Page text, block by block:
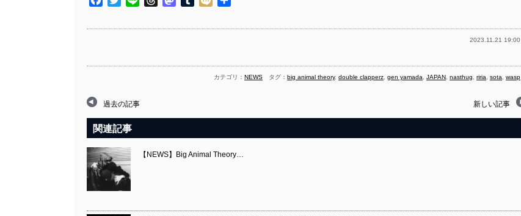
2023.11.21 19:00
カテゴリ： NEWS タグ： big animal theory, double clapperz gen yamada JAPAN nasthug riria sota wasp
過去の記事 新しい記事
関連記事
【NEWS】Big Animal Theory…